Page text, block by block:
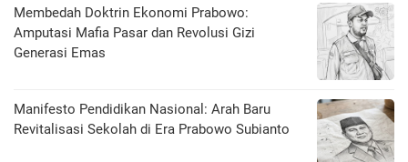
Membedah Doktrin Ekonomi Prabowo:
Amputasi Mafia Pasar dan Revolusi Gizi
Generasi Emas
Manifesto Pendidikan Nasional: Arah Baru
Revitalisasi Sekolah di Era Prabowo Subianto